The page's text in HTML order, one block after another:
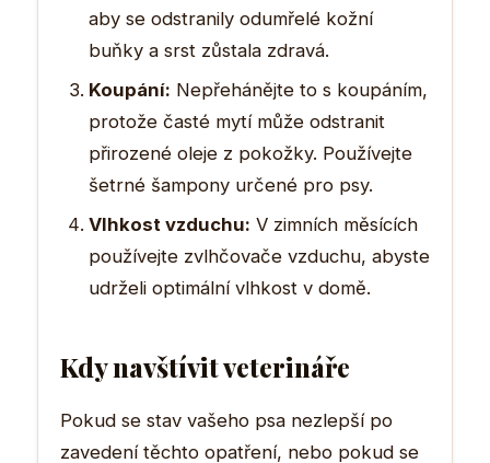
aby se odstranily odumřelé kožní
buňky a srst zůstala zdravá.
Koupání: Nepřehánějte to s koupáním,
protože časté mytí může odstranit
přirozené oleje z pokožky. Používejte
šetrné šampony určené pro psy.
Vlhkost vzduchu: V zimních měsících
používejte zvlhčovače vzduchu, abyste
udrželi optimální vlhkost v domě.
Kdy navštívit veterináře
Pokud se stav vašeho psa nezlepší po
zavedení těchto opatření, nebo pokud se